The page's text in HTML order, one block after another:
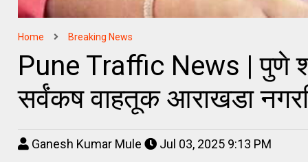
Home Breaking News
Pune Traffic News | पुणे
सर्वंकष वाहतूक आराखडा
Ganesh Kumar Mule
Jul 03, 2025 9:13 PM